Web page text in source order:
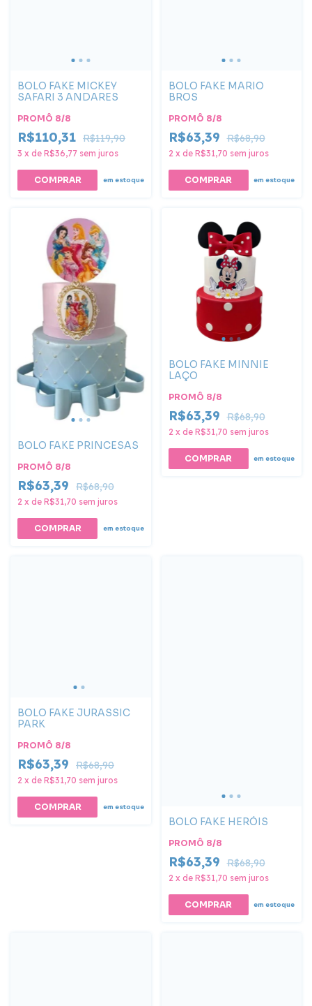
BOLO FAKE MICKEY
SAFARI 3 ANDARES
PROMÔ 8/8
R$110,31 R$119,90
3 x de R$36,77 sem juros
COMPRAR em estoque
BOLO FAKE MARIO
BROS
PROMÔ 8/8
R$63,39 R$68,90
2 x de R$31,70 sem juros
COMPRAR em estoque
BOLO FAKE PRINCESAS
PROMÔ 8/8
R$63,39 R$68,90
2 x de R$31,70 sem juros
COMPRAR em estoque
BOLO FAKE MINNIE
LAÇO
PROMÔ 8/8
R$63,39 R$68,90
2 x de R$31,70 sem juros
COMPRAR em estoque
BOLO FAKE JURASSIC
PARK
PROMÔ 8/8
R$63,39 R$68,90
2 x de R$31,70 sem juros
COMPRAR em estoque
BOLO FAKE HERÓIS
PROMÔ 8/8
R$63,39 R$68,90
2 x de R$31,70 sem juros
COMPRAR em estoque